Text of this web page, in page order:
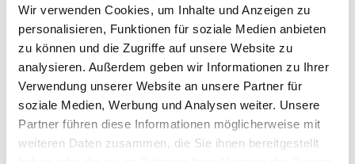
Wir verwenden Cookies, um Inhalte und Anzeigen zu
personalisieren, Funktionen für soziale Medien anbieten
zu können und die Zugriffe auf unsere Website zu
analysieren. Außerdem geben wir Informationen zu Ihrer
Verwendung unserer Website an unsere Partner für
soziale Medien, Werbung und Analysen weiter. Unsere
Partner führen diese Informationen möglicherweise mit
weiteren Daten zusammen, die Sie ihnen bereitgestellt
Höchstanlagebetragfür natürliche Personen:
25.000 EUR
Mindestanlagebetrag für natürliche Personen:
1-1000 EUR
BeiXavin Projektenvariiert der Mindestanlagebetrag
in der Regel zwischen 100 und 1000 EUR. Somit finden